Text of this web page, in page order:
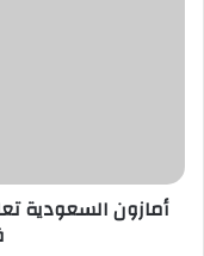
في
جدة
والرياض
أمازون السعودية